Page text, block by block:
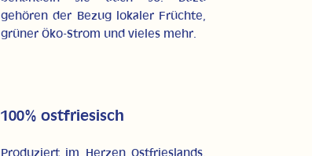
gehören der Bezug lokaler Früchte,
grüner Öko-Strom und vieles mehr.
100% ostfriesisch
Produziert im Herzen Ostfrieslands,